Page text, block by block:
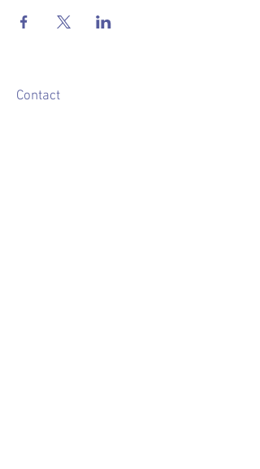
Contact